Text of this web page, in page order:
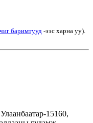
баримтууд-ээс харна уу).
15160,